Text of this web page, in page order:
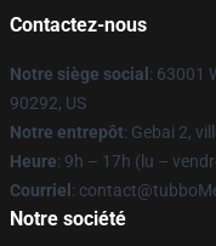
Contactez-nous
Notre siège social : 63001
90292, US
Notre entrepôt: Gebai 2,
Heure: 9h – 17h (lu –
Courriel :
Notre société